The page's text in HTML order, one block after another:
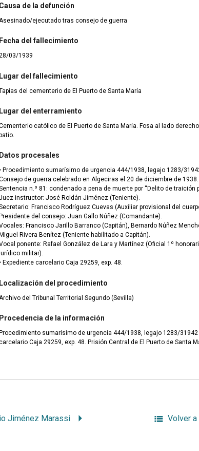
Causa de la defunción
Asesinado/ejecutado tras consejo de guerra
Fecha del fallecimiento
03/1939
Lugar del fallecimiento
del cementerio de El Puerto de Santa María
Lugar del enterramiento
católico de El Puerto de Santa María. Fosa al lado
Datos procesales
• Procedimiento sumarísimo de urgencia 444/1938, legajo 1283/
de guerra celebrado en Algeciras el 20 de diciembre de 1938.
n.º 81: condenado a pena de muerte por “Delito de traición
instructor: José Roldán Jiménez (Teniente).
Francisco Rodríguez Cuevas (Auxiliar provisional del
Presidente del consejo: Juan Gallo Núñez (Comandante).
Francisco Jarillo Barranco (Capitán), Bernardo Núñez
Miguel Rivera Benítez (Teniente habilitado a Capitán).
ponente: Rafael González de Lara y Martínez (Oficial 1º
militar).
• Expediente carcelario Caja 29259, exp. 48.
Localización del procedimiento
Archivo del Tribunal Territorial Segundo (Sevilla)
Procedencia de la información
Procedimiento sumarísimo de urgencia 444/1938, legajo 1283/31942
Caja 29259, exp. 48. Prisión Central de El Puerto de Santa
Jiménez Marassi Volver